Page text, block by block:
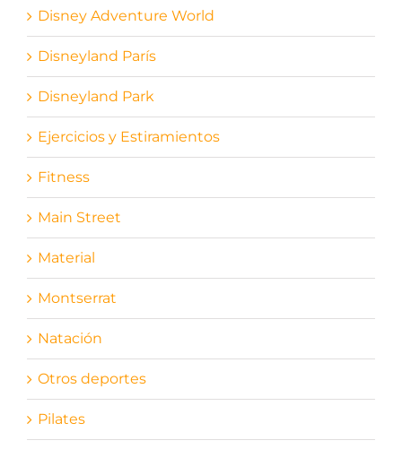
Disney Adventure World
Disneyland París
Disneyland Park
Ejercicios y Estiramientos
Fitness
Main Street
Material
Montserrat
Natación
Otros deportes
Pilates